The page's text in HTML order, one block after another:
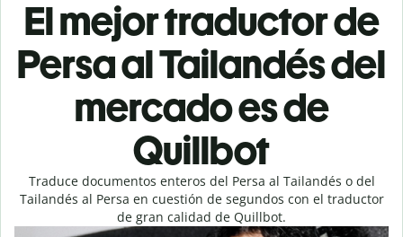
El mejor traductor de
Persa al Tailandés del
mercado es de
Quillbot
Traduce documentos enteros del Persa al Tailandés o del
Tailandés al Persa en cuestión de segundos con el traductor
de gran calidad de Quillbot.